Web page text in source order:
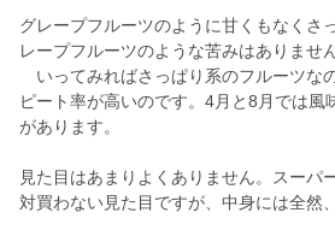
グレープフルーツのように甘くもなくさ
レープフルーツのような苦みはありませ
いってみればさっぱり系のフルーツな
ピート率が高いのです。4月と8月では風
があります。
見た目はあまりよくありません。スーパ
対買わない見た目ですが、中身には全然